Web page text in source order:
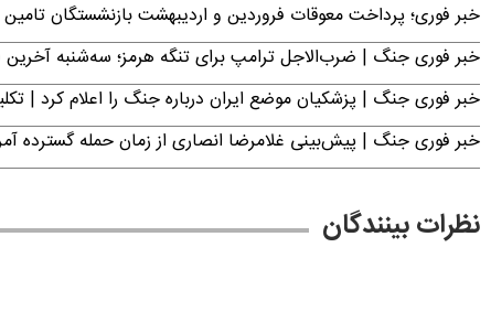
خبر فوری؛ پرداخت معوقات فروردین و اردیبهشت بازنشستگان
خبر فوری جنگ | ضرب‌الاجل ترامپ برای تنگه هرمز؛ سه‌شنبه
خبر فوری جنگ | پزشکیان موضع ایران درباره جنگ را اعلام کرد
خبر فوری جنگ | پیش‌بینی غلامرضا انصاری از زمان حمله گسترده
نظرات بینندگان